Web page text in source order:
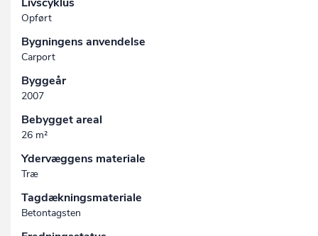
Opført
Bygningens anvendelse
Carport
Byggeår
2007
Bebygget areal
26 m²
Ydervæggens materiale
Træ
Tagdækningsmateriale
Betontagsten